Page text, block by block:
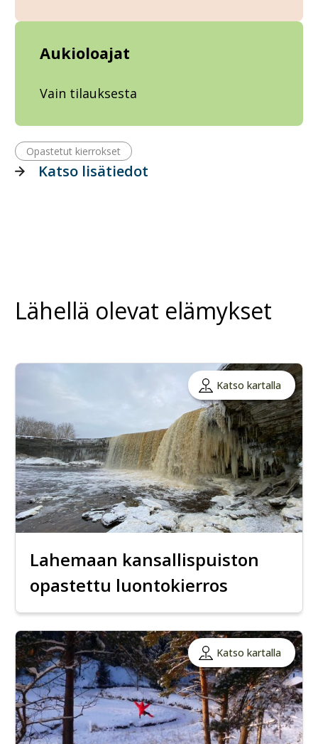
Aukioloajat
Vain tilauksesta
Opastetut kierrokset
Katso lisätiedot
Lähellä olevat elämykset
Katso kartalla
Lahemaan kansallispuiston
opastettu luontokierros
Katso kartalla